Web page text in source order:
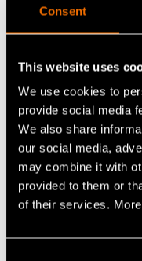
Consent
This website uses
We use cookies to
provide social media
We also share
our social media,
may combine it with
provided to them or
of their services.
testaus ja
tärkeitä, jotta laitteet
saamme asteroidista
muodossa”,
yliopiston kesken
tunnistamiseen